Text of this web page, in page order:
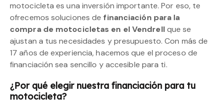
motocicleta es una inversión importante. Por eso, te
ofrecemos soluciones de financiación para la
compra de motocicletas en el Vendrellque se
ajustan a tus necesidades y presupuesto. Con más de
17 años de experiencia, hacemos que el proceso de
financiación sea sencillo y accesible para ti.
¿Por qué elegir nuestra financiación para tu
motocicleta?